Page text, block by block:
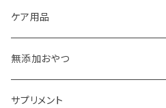
ケア用品
肉球バーム
ドッグソープ
無添加おやつ
お肉
サプリメント